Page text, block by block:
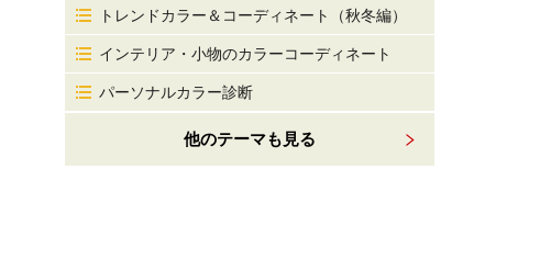
トレンドカラー＆コーディネート（秋冬編）
インテリア・小物のカラーコーディネート
パーソナルカラー診断
他のテーマも見る